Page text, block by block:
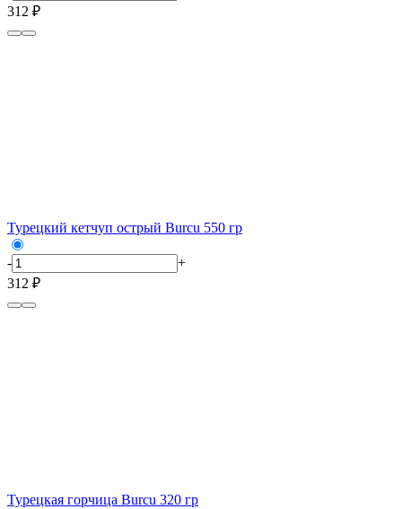
312 ₽
Турецкий кетчуп острый Burcu 550 гр
-
+
312 ₽
Турецкая горчица Burcu 320 гр